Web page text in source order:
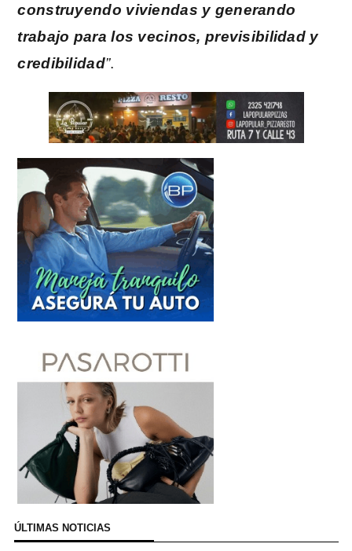
construyendo viviendas y generando
trabajo para los vecinos, previsibilidad y
credibilidad”.
ÚLTIMAS NOTICIAS